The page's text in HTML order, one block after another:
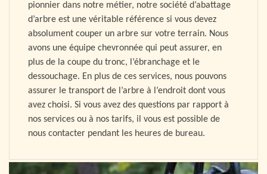
pionnier dans notre métier, notre société d’abattage
d’arbre est une véritable référence si vous devez
absolument couper un arbre sur votre terrain. Nous
avons une équipe chevronnée qui peut assurer, en
plus de la coupe du tronc, l’ébranchage et le
dessouchage. En plus de ces services, nous pouvons
assurer le transport de l’arbre à l’endroit dont vous
avez choisi. Si vous avez des questions par rapport à
nos services ou à nos tarifs, il vous est possible de
nous contacter pendant les heures de bureau.